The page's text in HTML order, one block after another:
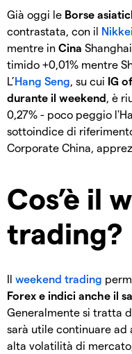
Già oggi le Borse
contrastata, con il Nikkei
mentre in Cina
timido +0,01% mentre
L’Hang Seng, su cui IG
durante il weekend, è
0,27% - poco peggio
sottoindice di
Corporate China,
Cos’è il
trading?
Il weekend trading
Forex e indici anche il
Generalmente si tratta
sarà utile continuare
alta volatilità di